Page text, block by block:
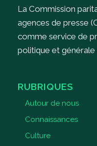
La Commission
agences de presse
comme service de
politique et générale
RUBRIQUES
Autour de nous
Connaissances
Culture